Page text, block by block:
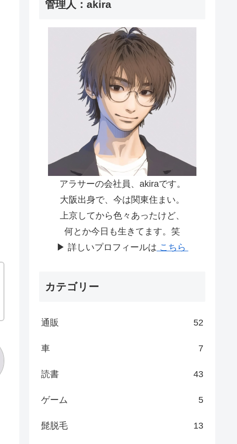
管理人：akira
アラサーの会社員、akiraです。
大阪出身で、今は関東住まい。
上京してから色々あったけど、
何とか今日も生きてます。笑
▶ 詳しいプロフィールは こちら
カテゴリー
通販 52
車 7
読書 43
ゲーム 5
髭脱毛 13